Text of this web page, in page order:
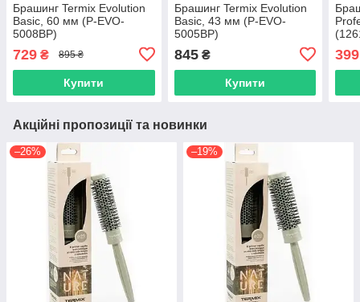
Брашинг Termix Evolution
Basic, 60 мм (P-EVO-
5008BP)
729 ₴ 895 ₴
Купити
Брашинг Termix Evolution
Basic, 43 мм (P-EVO-
5005BP)
845₴
Купити
399
Акційні пропозиції та новинки
–26% –19%